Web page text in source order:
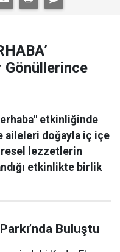
Gönüllerince
etkinliğinde
aileleri doğayla iç içe
lezzetlerin
etkinlikte birlik
Buluştu